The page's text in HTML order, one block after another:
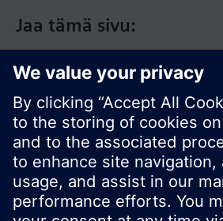
Jaa tämä sivu: